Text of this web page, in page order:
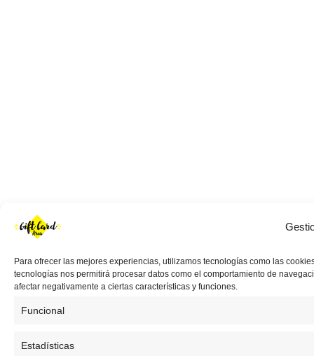
Para ofrecer las mejores experiencias, utilizamos tecnologías como las
tecnologías nos permitirá procesar datos como el comportamiento de
afectar negativamente a ciertas características y funciones.
Funcional
Estadísticas